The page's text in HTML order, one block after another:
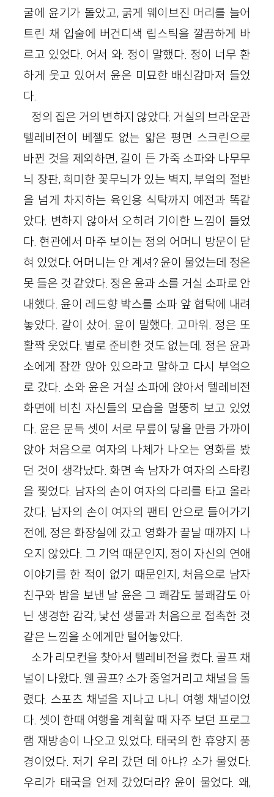
굴에 윤기가 돌았고, 굵게 웨이브진 머리를 늘어
트린 채 입술에 버건디색 립스틱을 깔끔하게 바
르고 있었다. 어서 와. 정이 말했다. 정이 너무 환
하게 웃고 있어서 윤은 미묘한 배신감마저 들었
다.
정의 집은 거의 변하지 않았다. 거실의 브라운관
텔레비전이 베젤도 없는 얇은 평면 스크린으로
바뀐 것을 제외하면, 길이 든 가죽 소파와 나무무
늬 장판, 희미한 꽃무늬가 있는 벽지, 부엌의 절반
을 넘게 차지하는 육인용 식탁까지 예전과 똑같
았다. 변하지 않아서 오히려 기이한 느낌이 들었
다. 현관에서 마주 보이는 정의 어머니 방문이 닫
혀 있었다. 어머니는 안 계셔? 윤이 물었는데 정은
못 들은 것 같았다. 정은 윤과 소를 거실 소파로 안
내했다. 윤이 레드향 박스를 소파 앞 협탁에 내려
놓았다. 같이 샀어. 윤이 말했다. 고마워. 정은 또
활짝 웃었다. 별로 준비한 것도 없는데. 정은 윤과
소에게 잠깐 앉아 있으라고 말하고 다시 부엌으
로 갔다. 소와 윤은 거실 소파에 앉아서 텔레비전
화면에 비친 자신들의 모습을 멀뚱히 보고 있었
다. 윤은 문득 셋이 서로 무릎이 닿을 만큼 가까이
앉아 처음으로 여자의 나체가 나오는 영화를 봤
던 것이 생각났다. 화면 속 남자가 여자의 스타킹
을 찢었다. 남자의 손이 여자의 다리를 타고 올라
갔다. 남자의 손이 여자의 팬티 안으로 들어가기
전에, 정은 화장실에 갔고 영화가 끝날 때까지 나
오지 않았다. 그 기억 때문인지, 정이 자신의 연애
이야기를 한 적이 없기 때문인지, 처음으로 남자
친구와 밤을 보낸 날 윤은 그 쾌감도 불쾌감도 아
닌 생경한 감각, 낯선 생물과 처음으로 접촉한 것
같은 느낌을 소에게만 털어놓았다.
소가 리모컨을 찾아서 텔레비전을 켰다. 골프 채
널이 나왔다. 웬 골프? 소가 중얼거리고 채널을 돌
렸다. 스포츠 채널을 지나고 나니 여행 채널이었
다. 셋이 한때 여행을 계획할 때 자주 보던 프로그
램 재방송이 나오고 있었다. 태국의 한 휴양지 풍
경이었다. 저기 우리 갔던 데 아냐? 소가 물었다.
우리가 태국을 언제 갔었더라? 윤이 물었다. 왜,